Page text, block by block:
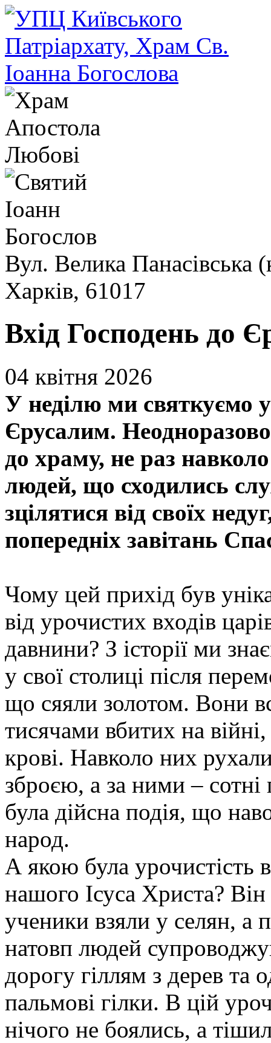
Вул. Велика Панасівська
Харків, 61017
Вхід Господень до
04 квітня 2026
У неділю ми святкуємо
Єрусалим.
до храму, не раз
людей, що сходились
зцілятися від своїх
попередніх завітань
Чому цей прихід був
від урочистих входів
давнини? З історії ми
у свої столиці після
що сяяли золотом. Вони
тисячами вбитих на
крові. Навколо них
зброєю, а за ними –
була дійсна подія, що
народ.
А якою була урочистість
нашого Ісуса Христа?
ученики взяли у селян, а
натовп людей
дорогу гіллям з дерев
пальмові гілки. В цій
нічого не боялись, а